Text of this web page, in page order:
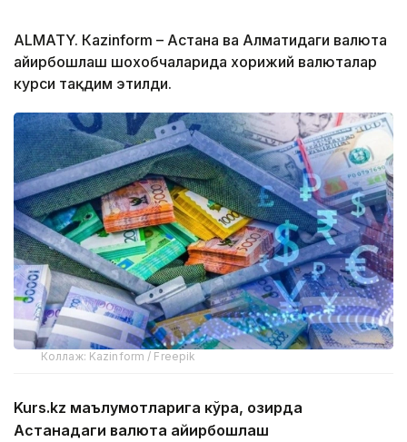
ALMATY. Кazinform – Астана ва Алматидаги валюта
айирбошлаш шохобчаларида хорижий валюталар
курси тақдим этилди.
Коллаж: Kazinform / Freepik
Kurs.kz маълумотларига кўра, ҳозирда
Астанадаги валюта айирбошлаш